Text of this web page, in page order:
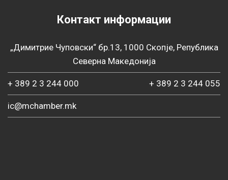
Контакт информации
„Димитрие Чуповски“ бр.13, 1000 Скопје, Република
Северна Македонија
+ 389 2 3 244 000 + 389 2 3 244 055
ic@mchamber.mk